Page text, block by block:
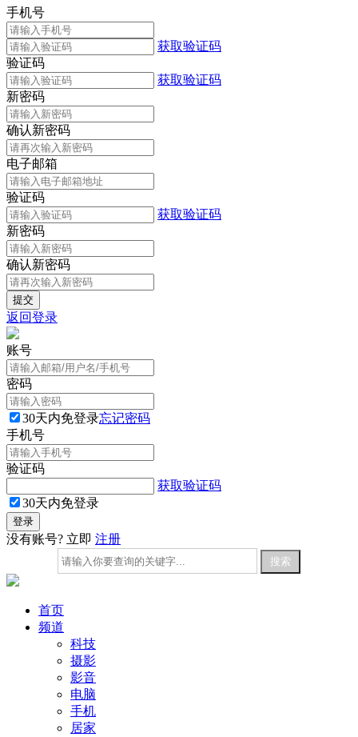
手机号
获取验证码
验证码
获取验证码
新密码
确认新密码
电子邮箱
验证码
获取验证码
新密码
确认新密码
返回登录
账号
密码
30天内免登录忘记密码
手机号
验证码
获取验证码
30天内免登录
没有账号? 立即 注册
首页
频道
科技
摄影
影音
电脑
手机
居家